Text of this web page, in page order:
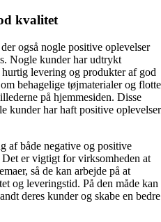
kvalitet
også nogle positive oplevelser
Nogle kunder har udtrykt
levering og produkter af god
behagelige tøjmaterialer og flotte
på hjemmesiden. Disse
kunder har haft positive oplevelser
af både negative og positive
er vigtigt for virksomheden at
så de kan arbejde på at
og leveringstid. På den måde kan
deres kunder og skabe en bedre